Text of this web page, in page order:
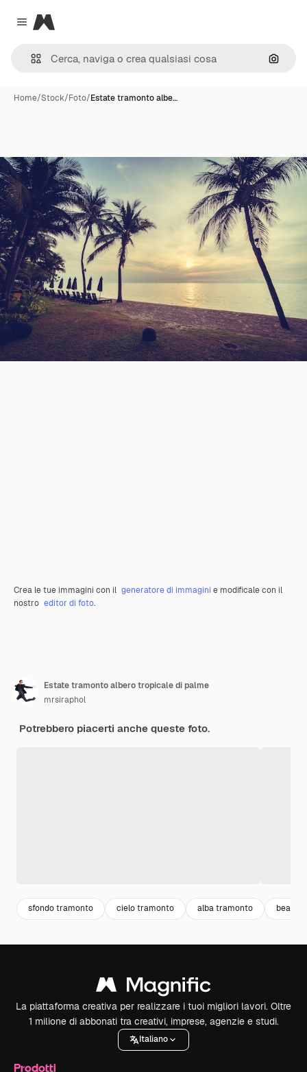
Close menu
Magnific
Cerca
Home/Stock/Foto/Estate tramonto albe…
Crea le tue immagini con il generatore di immagini e modificale con il
nostro editor di foto.
Estate tramonto albero tropicale di palme
mrsiraphol
Potrebbero piacerti anche queste foto.
sfondo tramonto cielo tramonto alba tramonto beach
La piattaforma creativa per realizzare i tuoi migliori lavori. Oltre
1 milione di abbonati tra creativi, imprese, agenzie e studi.
Italiano
Prodotti